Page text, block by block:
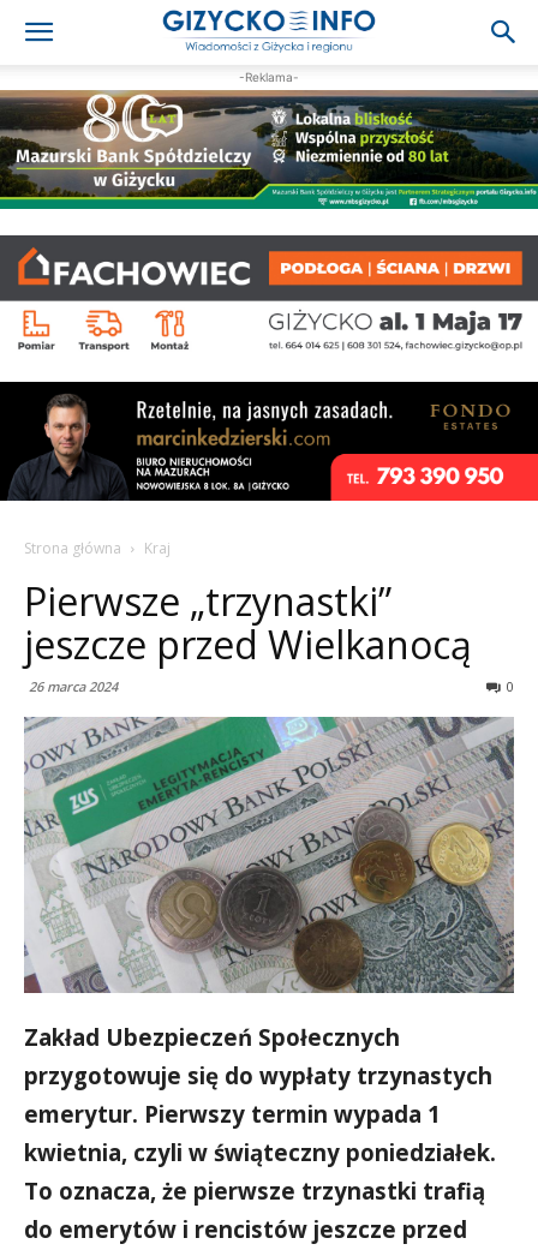
-Reklama-
Strona główna Kraj
Pierwsze „trzynastki”
jeszcze przed Wielkanocą
26 marca 2024 0
Zakład Ubezpieczeń Społecznych
przygotowuje się do wypłaty trzynastych
emerytur. Pierwszy termin wypada 1
kwietnia, czyli w świąteczny poniedziałek.
To oznacza, że pierwsze trzynastki trafią
do emerytów i rencistów jeszcze przed